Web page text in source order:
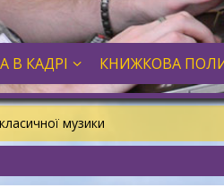
В КАДРІ КНИЖКОВА
музики